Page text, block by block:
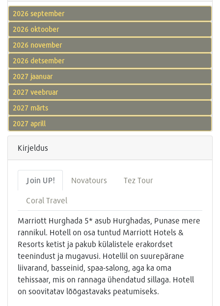
2026 september
2026 oktoober
2026 november
2026 detsember
2027 jaanuar
2027 veebruar
2027 märts
2027 aprill
Kirjeldus
Join UP! Novatours Tez Tour
Coral Travel
Marriott Hurghada 5* asub Hurghadas, Punase mere
rannikul. Hotell on osa tuntud Marriott Hotels &
Resorts ketist ja pakub külalistele erakordset
teenindust ja mugavusi. Hotellil on suurepärane
liivarand, basseinid, spaa-salong, aga ka oma
tehissaar, mis on rannaga ühendatud sillaga. Hotell
on soovitatav lõõgastavaks peatumiseks.